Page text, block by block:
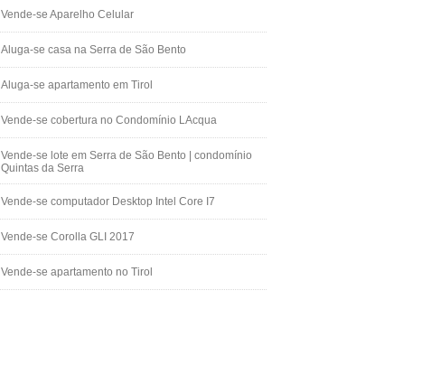
Vende-se Aparelho Celular
Aluga-se casa na Serra de São Bento
Aluga-se apartamento em Tirol
Vende-se cobertura no Condomínio LAcqua
Vende-se lote em Serra de São Bento | condomínio
Quintas da Serra
Vende-se computador Desktop Intel Core I7
Vende-se Corolla GLI 2017
Vende-se apartamento no Tirol